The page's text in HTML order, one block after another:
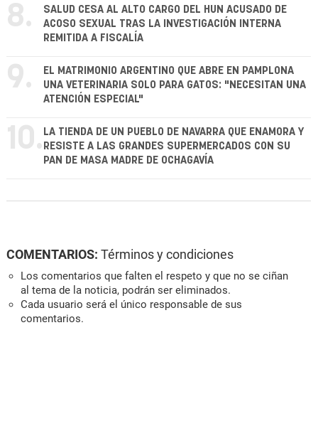
8.
SALUD CESA AL ALTO CARGO DEL HUN ACUSADO DE
ACOSO SEXUAL TRAS LA INVESTIGACIÓN INTERNA
REMITIDA A FISCALÍA
9.
EL MATRIMONIO ARGENTINO QUE ABRE EN PAMPLONA
UNA VETERINARIA SOLO PARA GATOS: "NECESITAN UNA
ATENCIÓN ESPECIAL"
10. LA TIENDA DE UN PUEBLO DE NAVARRA QUE ENAMORA Y
RESISTE A LAS GRANDES SUPERMERCADOS CON SU
PAN DE MASA MADRE DE OCHAGAVÍA
COMENTARIOS: Términos y condiciones
Los comentarios que falten el respeto y que no se ciñan
al tema de la noticia, podrán ser eliminados.
Cada usuario será el único responsable de sus
comentarios.